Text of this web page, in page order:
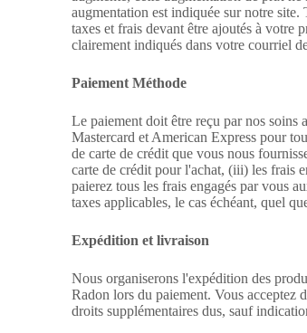
augmentation est indiquée sur notre
taxes et frais devant être ajoutés à votre
clairement indiqués dans votre courriel
PaiementMéthode
Le paiement doit être reçu par nos soins
Mastercard et American Express pour
de carte de crédit que vous nous
carte de crédit pour l'achat, (iii) les frais
paierez tous les frais engagés par vous
taxes applicables, le cas échéant, quel
Expédition et livraison
Nous organiserons l'expédition des
Radon lors du paiement. Vous acceptez
droits supplémentaires dus, sauf